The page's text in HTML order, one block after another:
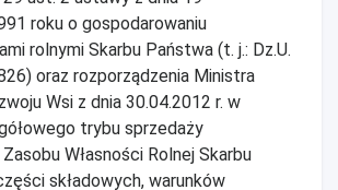
roku o gospodarowaniu
rolnymi Skarbu Państwa (t. j.: Dz.U.
oraz rozporządzenia Ministra
Wsi z dnia 30.04.2012 r. w
trybu sprzedaży
Własności Rolnej Skarbu
składowych, warunków